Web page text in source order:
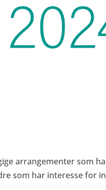
arrangementer som
som har interesse for